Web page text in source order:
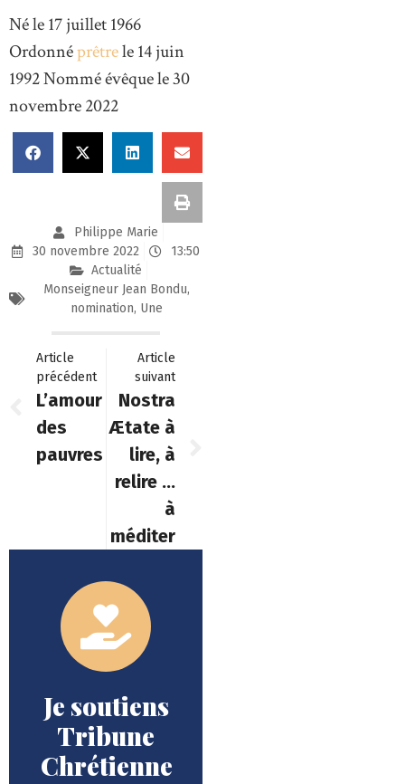
Né le 17 juillet 1966
Ordonnéprêtrele 14 juin
1992 Nommé évêque le 30
novembre 2022
Philippe Marie
30 novembre 2022
13:50
Actualité
Monseigneur Jean Bondu,
nomination, Une
Article
précédent
L’amour
des
pauvres
Article
suivant
Nostra
Ætate à
lire, à
relire …
à
méditer
Je soutiens
Tribune
Chrétienne